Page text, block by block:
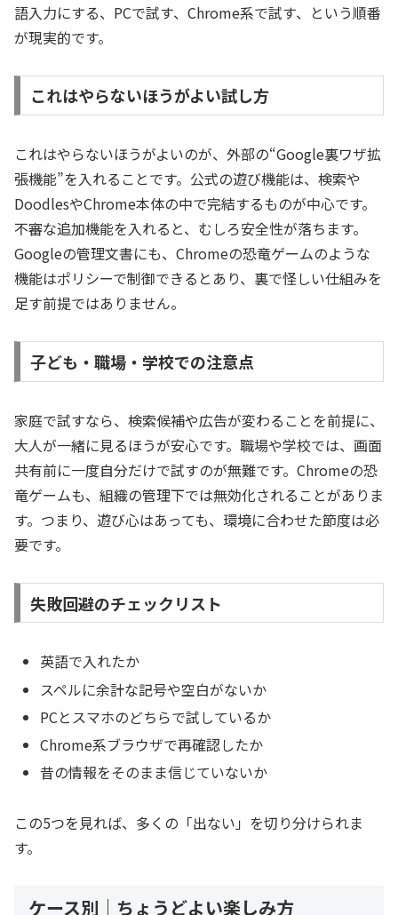
語入力にする、PCで試す、Chrome系で試す、という順番
が現実的です。
これはやらないほうがよい試し方
これはやらないほうがよいのが、外部の“Google裏ワザ拡
張機能”を入れることです。公式の遊び機能は、検索や
DoodlesやChrome本体の中で完結するものが中心です。
不審な追加機能を入れると、むしろ安全性が落ちます。
Googleの管理文書にも、Chromeの恐竜ゲームのような
機能はポリシーで制御できるとあり、裏で怪しい仕組みを
足す前提ではありません。
子ども・職場・学校での注意点
家庭で試すなら、検索候補や広告が変わることを前提に、
大人が一緒に見るほうが安心です。職場や学校では、画面
共有前に一度自分だけで試すのが無難です。Chromeの恐
竜ゲームも、組織の管理下では無効化されることがありま
す。つまり、遊び心はあっても、環境に合わせた節度は必
要です。
失敗回避のチェックリスト
英語で入れたか
スペルに余計な記号や空白がないか
PCとスマホのどちらで試しているか
Chrome系ブラウザで再確認したか
昔の情報をそのまま信じていないか
この5つを見れば、多くの「出ない」を切り分けられま
す。
ケース別｜ちょうどよい楽しみ方